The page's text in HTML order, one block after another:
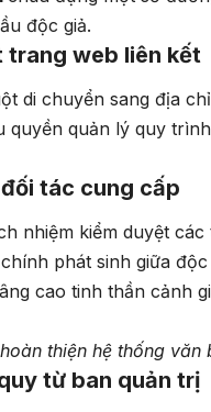
độc giả.
trang web liên kết
di chuyển sang địa
quyền quản lý quy
tác cung cấp
nhiệm kiểm duyệt
phát sinh giữa
cao tinh thần cảnh
thiện hệ thống văn
từ ban quản trị